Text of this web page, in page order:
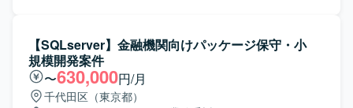
環境上での開発・運用を行っています。Shellを用いた運用
スクリプトやジョブ管理ツールなども利用しています。
よびJP1ジョブのデプロイ、GrafanaやCloudWatchを用いた
監視運用、Webシステム開発環境の構築・保守運用、SQL
Serverの保守運用などを行っていただきます。 【求める人
物像】 主体的に課題解決へ取り組める方、自ら考え行動し
つつ周囲と連携しながら業務を推進できる方、新しい技術
【SQLserver】金融機関向けパッケージ保守・小
規模開発案件
〜630,000円/月
千代田区（東京都）